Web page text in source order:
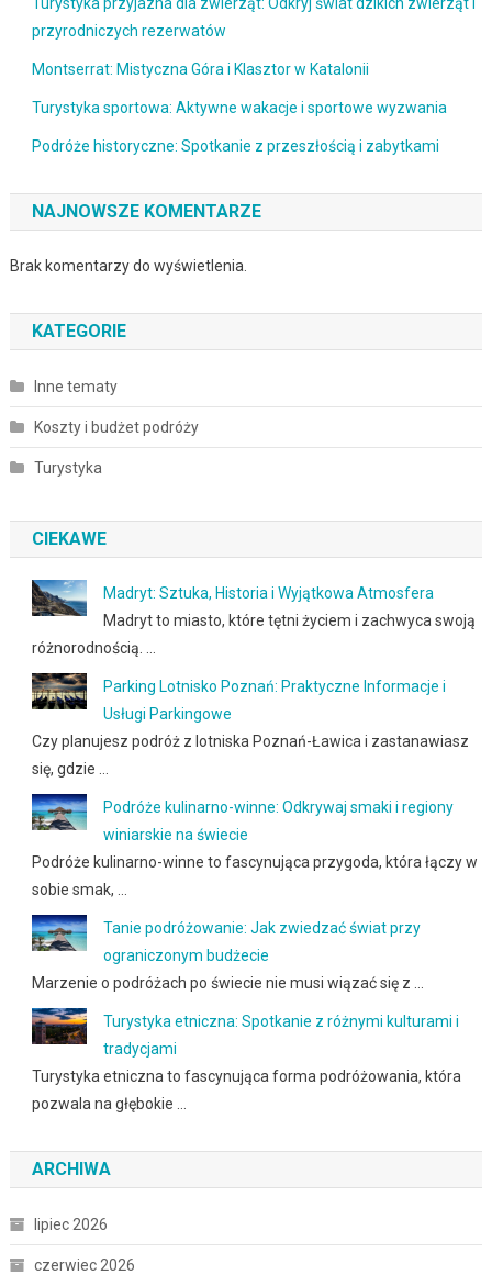
przyrodniczych rezerwatów
Montserrat: Mistyczna Góra i Klasztor w Katalonii
Turystyka sportowa: Aktywne wakacje i sportowe wyzwania
Podróże historyczne: Spotkanie z przeszłością i zabytkami
NAJNOWSZE KOMENTARZE
Brak komentarzy do wyświetlenia.
KATEGORIE
Inne tematy
Koszty i budżet podróży
Turystyka
CIEKAWE
Madryt: Sztuka, Historia i Wyjątkowa Atmosfera
Madryt to miasto, które tętni życiem i zachwyca swoją
różnorodnością. …
Parking Lotnisko Poznań: Praktyczne Informacje i
Usługi Parkingowe
Czy planujesz podróż z lotniska Poznań-Ławica i zastanawiasz
się, gdzie …
Podróże kulinarno-winne: Odkrywaj smaki i regiony
winiarskie na świecie
Podróże kulinarno-winne to fascynująca przygoda, która łączy w
sobie smak, …
Tanie podróżowanie: Jak zwiedzać świat przy
ograniczonym budżecie
Marzenie o podróżach po świecie nie musi wiązać się z …
Turystyka etniczna: Spotkanie z różnymi kulturami i
tradycjami
Turystyka etniczna to fascynująca forma podróżowania, która
pozwala na głębokie …
ARCHIWA
lipiec 2026
czerwiec 2026